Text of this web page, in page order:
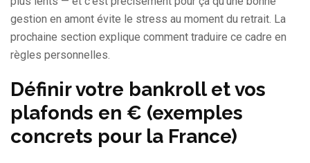
gestion en amont évite le stress au moment du retrait. La
prochaine section explique comment traduire ce cadre en
règles personnelles.
Définir votre bankroll et vos
plafonds en € (exemples
concrets pour la France)